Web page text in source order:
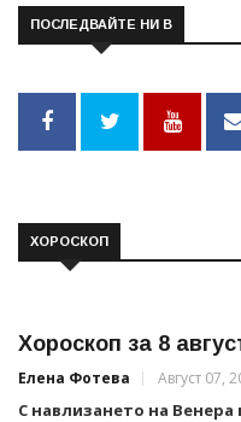
ПОСЛЕДВАЙТЕ НИ В
ХОРОСКОП
Хороскоп за 8
Елена Фотева Август 07,
С навлизането на